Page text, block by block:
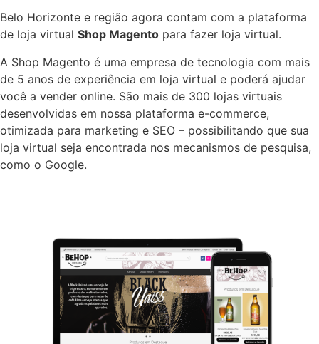
Belo Horizonte e região agora contam com a plataforma
de loja virtual Shop Magento para fazer loja virtual.
A Shop Magento é uma empresa de tecnologia com mais
de 5 anos de experiência em loja virtual e poderá ajudar
você a vender online. São mais de 300 lojas virtuais
desenvolvidas em nossa plataforma e-commerce,
otimizada para marketing e SEO – possibilitando que sua
loja virtual seja encontrada nos mecanismos de pesquisa,
como o Google.